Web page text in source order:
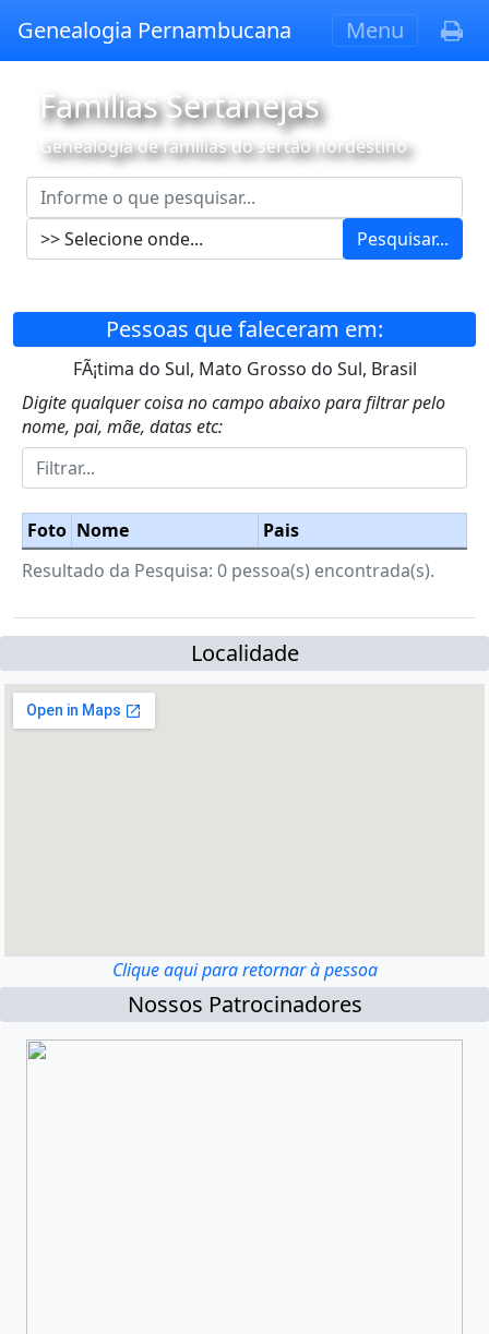
Genealogia Pernambucana Menu
Famílias Sertanejas
Genealogia de famílias do sertão nordestino
Pesquisar...
Pessoas que faleceram em:
FÃ¡tima do Sul, Mato Grosso do Sul, Brasil
Digite qualquer coisa no campo abaixo para filtrar pelo
nome, pai, mãe, datas etc:
Foto Nome
Pais
Resultado da Pesquisa: 0 pessoa(s) encontrada(s).
Localidade
Clique aqui para retornar à pessoa
Nossos Patrocinadores